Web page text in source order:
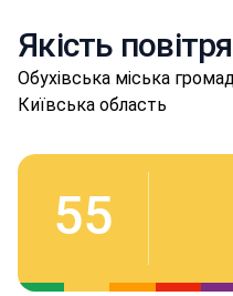
Якість
Обухівськa міська
Київська область
55